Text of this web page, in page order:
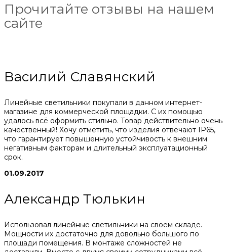
Прочитайте отзывы на нашем
сайте
Василий Славянский
Линейные светильники покупали в данном интернет-
магазине для коммерческой площадки. С их помощью
удалось всё оформить стильно. Товар действительно очень
качественный! Хочу отметить, что изделия отвечают IP65,
что гарантирует повышенную устойчивость к внешним
негативным факторам и длительный эксплуатационный
срок.
01.09.2017
Александр Тюлькин
Использовал линейные светильники на своем складе.
Мощности их достаточно для довольно большого по
площади помещения. В монтаже сложностей не